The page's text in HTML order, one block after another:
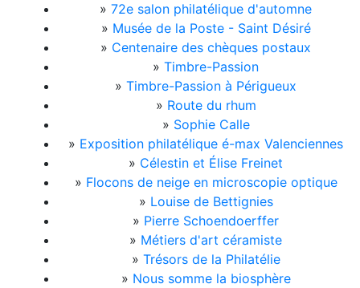
» 72e salon philatélique d'automne
» Musée de la Poste - Saint Désiré
» Centenaire des chèques postaux
» Timbre-Passion
» Timbre-Passion à Périgueux
» Route du rhum
» Sophie Calle
» Exposition philatélique é-max Valenciennes
» Célestin et Élise Freinet
» Flocons de neige en microscopie optique
» Louise de Bettignies
» Pierre Schoendoerffer
» Métiers d'art céramiste
» Trésors de la Philatélie
» Nous somme la biosphère